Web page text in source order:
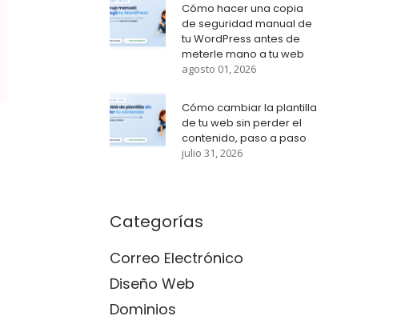
Cómo hacer una copia
de seguridad manual de
tu WordPress antes de
meterle mano a tu web
agosto 01, 2026
Cómo cambiar la plantilla
de tu web sin perder el
contenido, paso a paso
julio 31, 2026
Categorías
Correo Electrónico
Diseño Web
Dominios